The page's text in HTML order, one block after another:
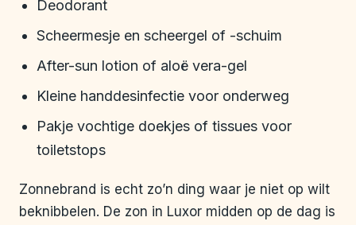
Deodorant
Scheermesje en scheergel of -schuim
After-sun lotion of aloë vera-gel
Kleine handdesinfectie voor onderweg
Pakje vochtige doekjes of tissues voor
toiletstops
Zonnebrand is echt zo’n ding waar je niet op wilt
beknibbelen. De zon in Luxor midden op de dag is